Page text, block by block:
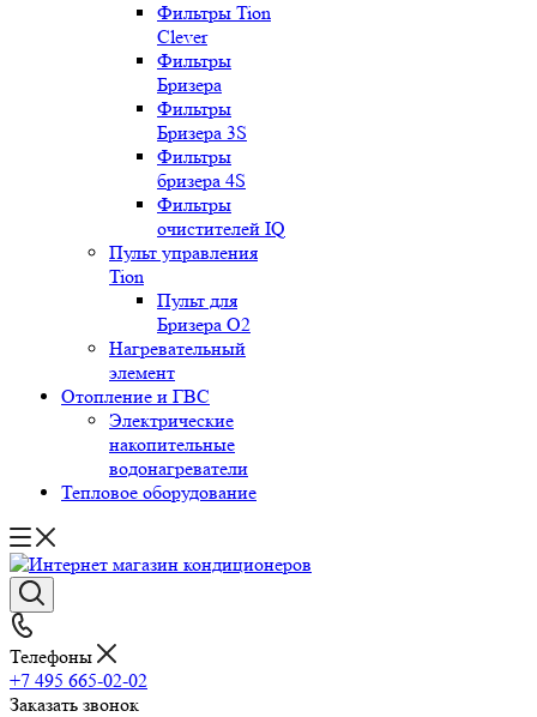
Фильтры Tion
Clever
Фильтры
Бризера
Фильтры
Бризера 3S
Фильтры
бризера 4S
Фильтры
очистителей IQ
Пульт управления
Tion
Пульт для
Бризера O2
Нагревательный
элемент
Отопление и ГВС
Электрические
накопительные
водонагреватели
Тепловое оборудование
Телефоны
+7 495 665-02-02
Заказать звонок